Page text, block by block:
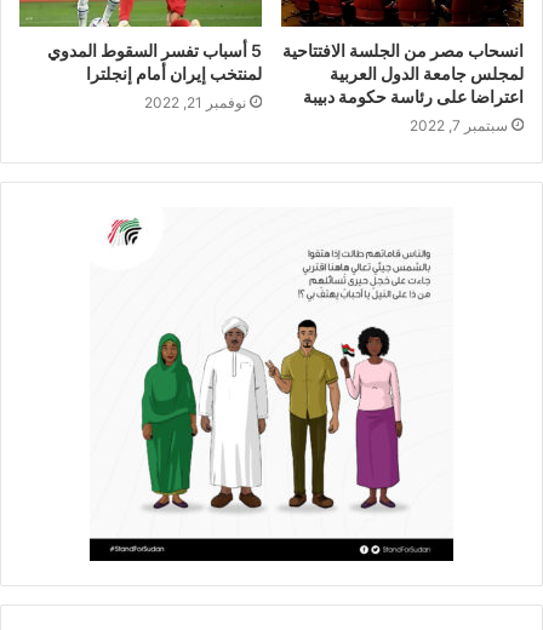
انسحاب مصر من الجلسة الافتتاحية
لمجلس جامعة الدول العربية
اعتراضا على رئاسة حكومة دبيبة
سبتمبر 7, 2022
5 أسباب تفسر السقوط المدوي
لمنتخب إيران أمام إنجلترا
نوفمبر 21, 2022